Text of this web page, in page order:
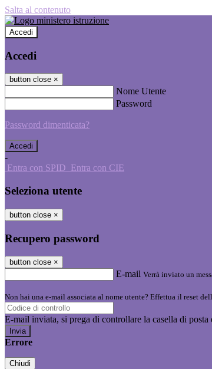
Salta al contenuto
Accedi
Accedi
button close ×
Nome Utente
Password
Password dimenticata?
-
Entra con SPID Entra con CIE
Seleziona utente
button close ×
Recupero password
button close ×
E-mail Verrà inviato un
Non hai una e-mail associata al nome utente? Effettua il reset
E-mail inviata, si prega di controllare la casella di posta
Errore
Chiudi